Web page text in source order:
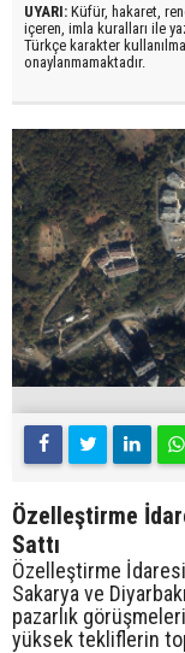
UYARI: Küfür, hakaret,
içeren, imla kuralları ile
Türkçe karakter
onaylanmamaktadır.
Özelleştirme
Sattı
Özelleştirme
Sakarya ve
pazarlık
yüksek tekliflerin